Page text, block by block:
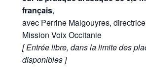
français,
avec Perrine Malgouyres,
Mission Voix Occitanie
[ Entrée libre, dans la limite des
disponibles ]